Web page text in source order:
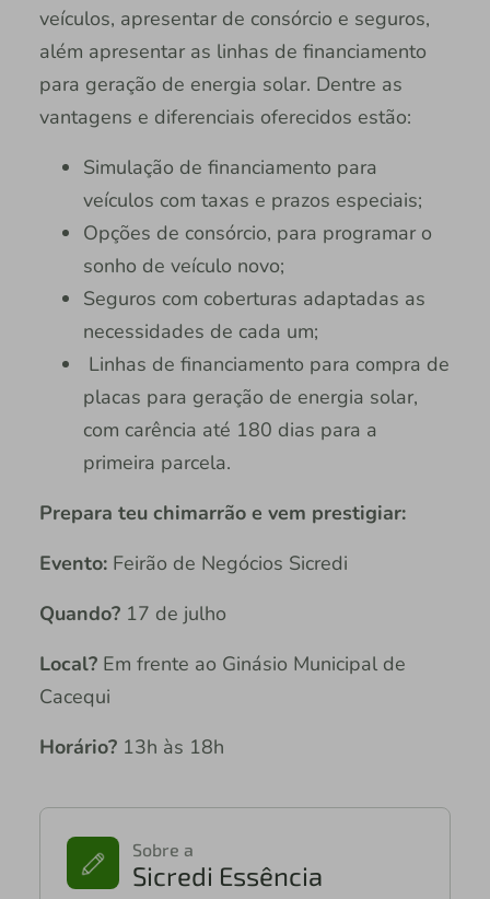
veículos, apresentar de consórcio e seguros,
além apresentar as linhas de financiamento
para geração de energia solar. Dentre as
vantagens e diferenciais oferecidos estão:
Simulação de financiamento para
veículos com taxas e prazos especiais;
Opções de consórcio, para programar o
sonho de veículo novo;
Seguros com coberturas adaptadas as
necessidades de cada um;
Linhas de financiamento para compra de
placas para geração de energia solar,
com carência até 180 dias para a
primeira parcela.
Prepara teu chimarrão e vem prestigiar:
Evento: Feirão de Negócios Sicredi
Quando?17 de julho
Local? Em frente ao Ginásio Municipal de
Cacequi
Horário?13h às 18h
Sobre a
Sicredi Essência